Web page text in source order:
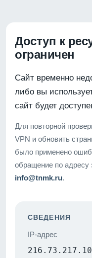
Доступ к
ограничен
Сайт временно
либо вы
сайт будет
Для повторной
VPN и обновить
было применено
обращение по адресу
info@tnmk.ru.
СВЕДЕНИЯ
IP-адрес